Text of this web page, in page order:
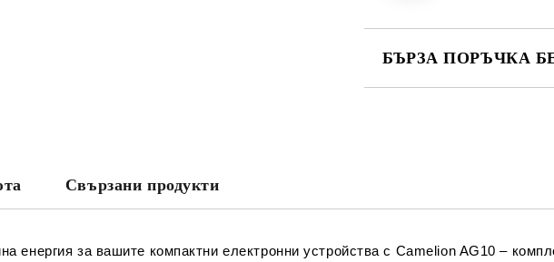
БЪРЗА ПОРЪЧКА
Свързани продукти
енергия за вашите компактни електронни устройства с Camelion AG10 –